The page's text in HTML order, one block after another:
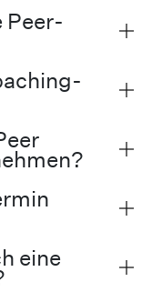
Peer-
eine